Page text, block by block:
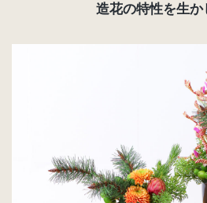
造花の特性を生か